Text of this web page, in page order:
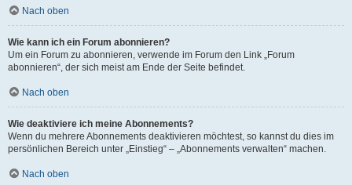
Nach oben
Wie kann ich ein Forum abonnieren?
Um ein Forum zu abonnieren, verwende im Forum den Link „Forum
abonnieren“, der sich meist am Ende der Seite befindet.
Nach oben
Wie deaktiviere ich meine Abonnements?
Wenn du mehrere Abonnements deaktivieren möchtest, so kannst du dies im
persönlichen Bereich unter „Einstieg“ – „Abonnements verwalten“ machen.
Nach oben